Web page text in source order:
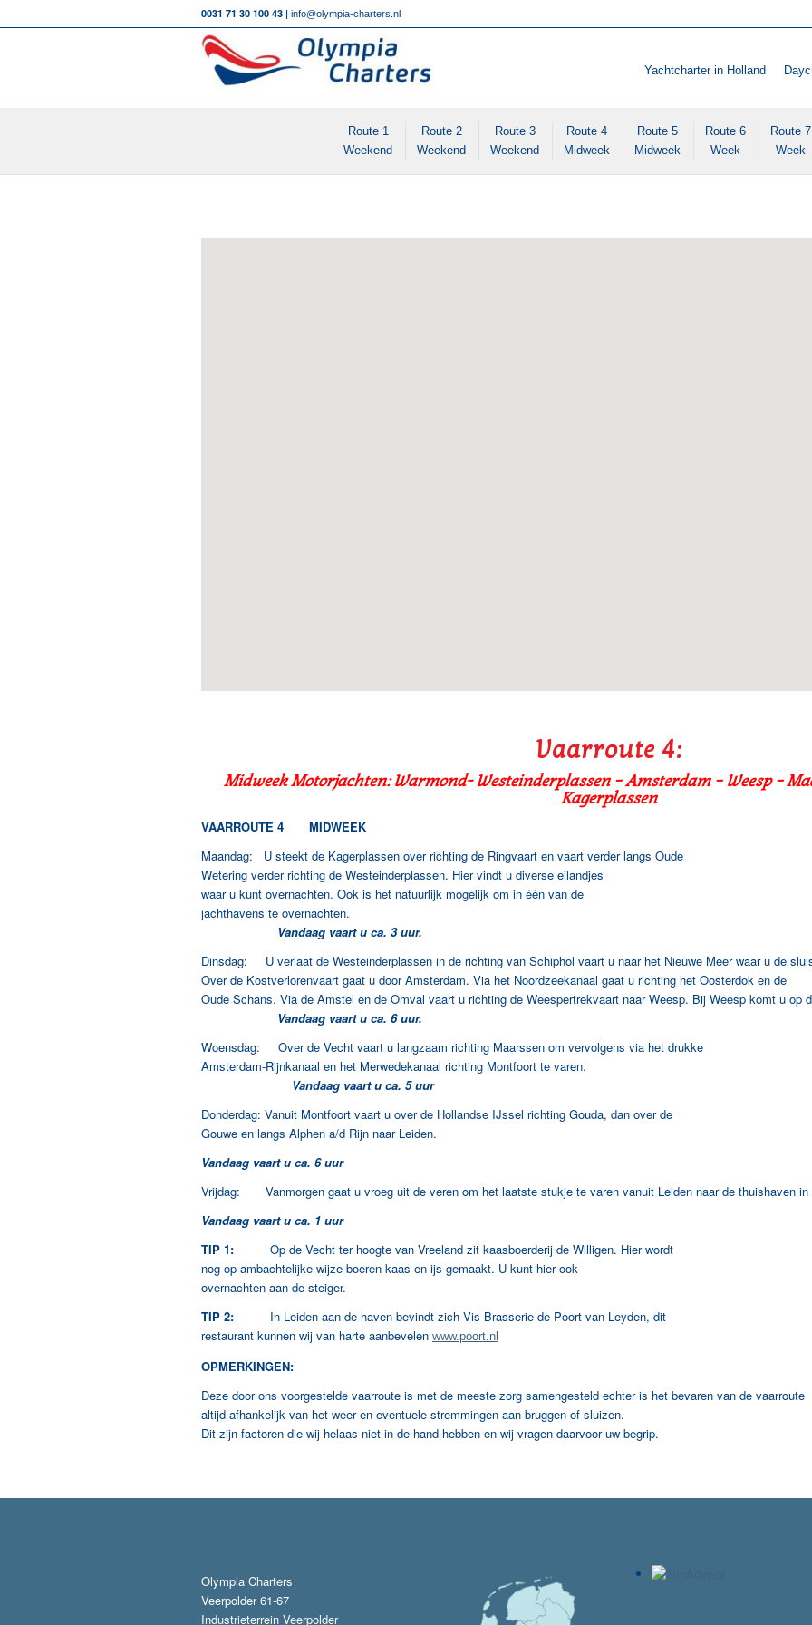
0031 71 30 100 43 | info@olympia-charters.nl
Yachtcharter in Holland
Route 1
Weekend
Route 2
Weekend
Route 3
Weekend
Route 4
Midweek
Route 5
Midweek
Route 6
Week
Route 7
Week
Vaarroute 4:
Midweek Motorjachten: Warmond- Westeinderplassen – Amsterdam – Weesp –
Kagerplassen
VAARROUTE 4 MIDWEEK
Maandag: U steekt de Kagerplassen over richting de Ringvaart en vaart verder langs Oude
Wetering verder richting de Westeinderplassen. Hier vindt u diverse eilandjes
waar u kunt overnachten. Ook is het natuurlijk mogelijk om in één van de
jachthavens te overnachten.
Vandaag vaart u ca. 3 uur.
Dinsdag: U verlaat de Westeinderplassen in de richting van Schiphol vaart u naar het Nieuwe Meer waar u de
Over de Kostverlorenvaart gaat u door Amsterdam. Via het Noordzeekanaal gaat u richting het Oosterdok en de
Oude Schans. Via de Amstel en de Omval vaart u richting de Weespertrekvaart naar Weesp. Bij Weesp komt u op
Vandaag vaart u ca. 6 uur.
Woensdag: Over de Vecht vaart u langzaam richting Maarssen om vervolgens via het drukke
Amsterdam-Rijnkanaal en het Merwedekanaal richting Montfoort te varen.
Vandaag vaart u ca. 5 uur
Donderdag: Vanuit Montfoort vaart u over de Hollandse IJssel richting Gouda, dan over de
Gouwe en langs Alphen a/d Rijn naar Leiden.
Vandaag vaart u ca. 6 uur
Vrijdag: Vanmorgen gaat u vroeg uit de veren om het laatste stukje te varen vanuit Leiden naar de thuishaven in
Vandaag vaart u ca. 1 uur
TIP 1: Op de Vecht ter hoogte van Vreeland zit kaasboerderij de Willigen. Hier wordt
nog op ambachtelijke wijze boeren kaas en ijs gemaakt. U kunt hier ook
overnachten aan de steiger.
TIP 2: In Leiden aan de haven bevindt zich Vis Brasserie de Poort van Leyden, dit
restaurant kunnen wij van harte aanbevelen www.poort.nl
OPMERKINGEN:
Deze door ons voorgestelde vaarroute is met de meeste zorg samengesteld echter is het bevaren van de vaarroute
altijd afhankelijk van het weer en eventuele stremmingen aan bruggen of sluizen.
Dit zijn factoren die wij helaas niet in de hand hebben en wij vragen daarvoor uw begrip.
Olympia Charters
Veerpolder 61-67
Industrieterrein Veerpolder